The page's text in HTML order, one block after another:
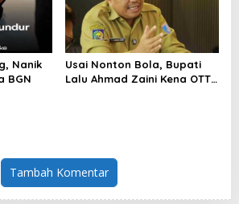
Nanik
BGN
Usai Nonton Bola, Bupati
Lalu Ahmad Zaini Kena OTT
Tambah Komentar